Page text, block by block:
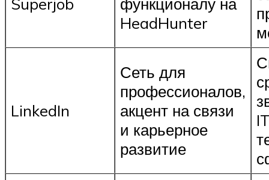
HeadHunter
LinkedIn
Сеть для
профессионалов,
акцент на связи
и карьерное
развитие